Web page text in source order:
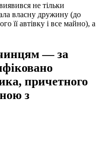
не тільки
власну дружину (до
її автівку і все майно), а
— за
причетного
з